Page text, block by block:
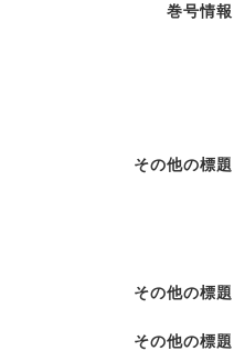
巻号情報
その他の標題
その他の標題
その他の標題